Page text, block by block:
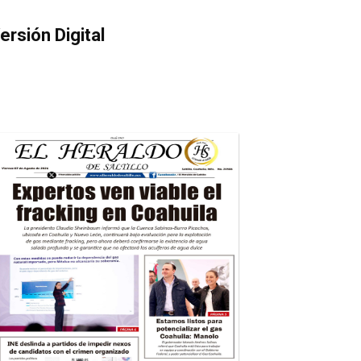
Digital